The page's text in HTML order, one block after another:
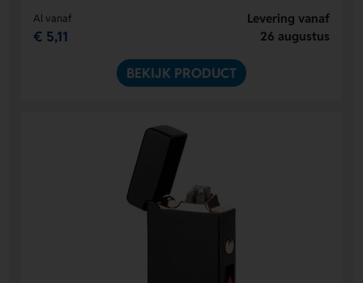
Al vanaf
€ 5,11
Levering vanaf
26 augustus
BEKIJK PRODUCT